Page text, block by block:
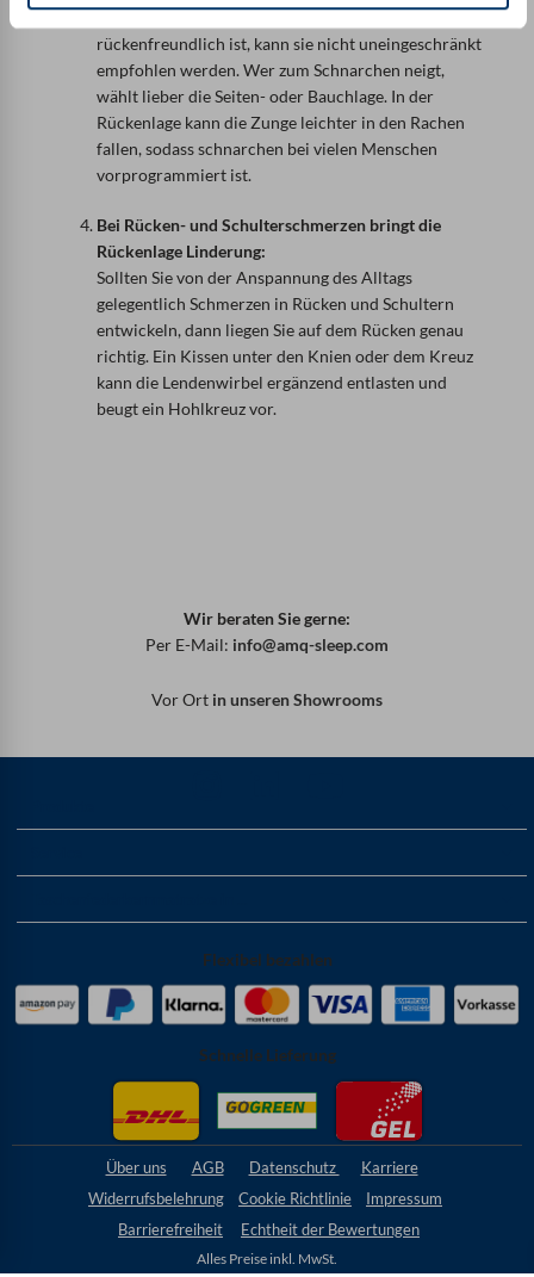
Obwohl die Rückenlage allgemein sehr
rückenfreundlich ist, kann sie nicht uneingeschränkt
empfohlen werden. Wer zum Schnarchen neigt,
wählt lieber die Seiten- oder Bauchlage. In der
Rückenlage kann die Zunge leichter in den Rachen
fallen, sodass schnarchen bei vielen Menschen
vorprogrammiert ist.
Bei Rücken- und Schulterschmerzen bringt die
Rückenlage Linderung:
Sollten Sie von der Anspannung des Alltags
gelegentlich Schmerzen in Rücken und Schultern
entwickeln, dann liegen Sie auf dem Rücken genau
richtig. Ein Kissen unter den Knien oder dem Kreuz
kann die Lendenwirbel ergänzend entlasten und
beugt ein Hohlkreuz vor.
Wir beraten Sie gerne:
Per E-Mail: info@amq-sleep.com
Vor Ort in unseren Showrooms
Flexibel bezahlen
Schnelle Lieferung
Über uns AGB Datenschutz
Karriere
Widerrufsbelehrung
Cookie Richtlinie
Impressum
Barrierefreiheit
Echtheit der Bewertungen
Alles Preise inkl. MwSt.